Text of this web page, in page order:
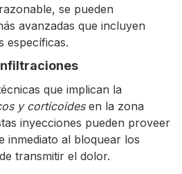
se pueden
avanzadas que incluyen
específicas.
que implican la
y corticoidesen la zona
inyecciones pueden proveer
inmediato al bloquear los
transmitir el dolor.